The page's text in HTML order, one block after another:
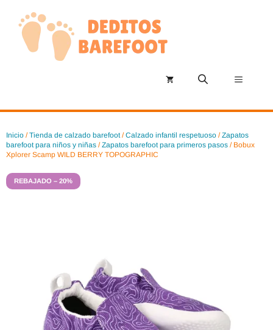
contenido
Menú
Inicio /Tienda de calzado barefoot/Calzado infantil respetuoso /Zapatos
barefoot para niños y niñas /Zapatos barefoot para primeros pasos / Bobux
Xplorer Scamp WILD BERRY TOPOGRAPHIC
REBAJADO – 20%